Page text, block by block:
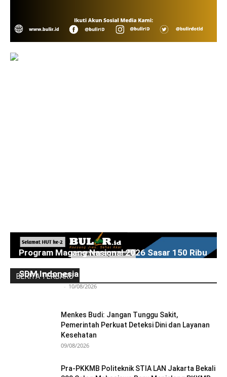
BERITA TERBARU
Program Magang Nasional 2026 Sasar 150 Ribu
SDM Indonesia
- 10/08/2026
Menkes Budi: Jangan Tunggu Sakit,
Pemerintah Perkuat Deteksi Dini dan Layanan
Kesehatan
09/08/2026
Pra-PKKMB Politeknik STIA LAN Jakarta Bekali